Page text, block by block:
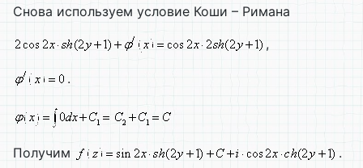
Снова используем условие Коши – Римана
,
.
Получим .